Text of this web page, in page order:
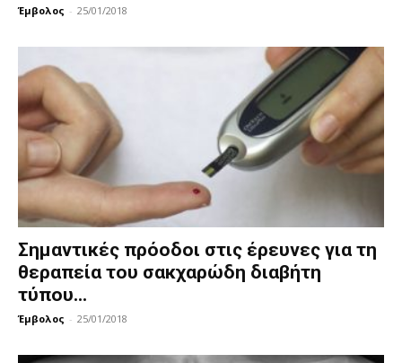
Έμβολος - 25/01/2018
Σημαντικές πρόοδοι στις έρευνες για τη
θεραπεία του σακχαρώδη διαβήτη
τύπου...
Έμβολος - 25/01/2018